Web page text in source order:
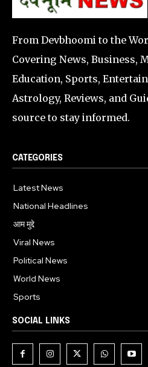
From Devbhoomi to the
Covering News, Business,
Education, Sports,
Astrology, Reviews, and
source to stay informed.
CATEGORIES
Latest News
National Headlines
आम मुद्दे
Viral News
Political News
World News
Sports
SOCIAL LINKS